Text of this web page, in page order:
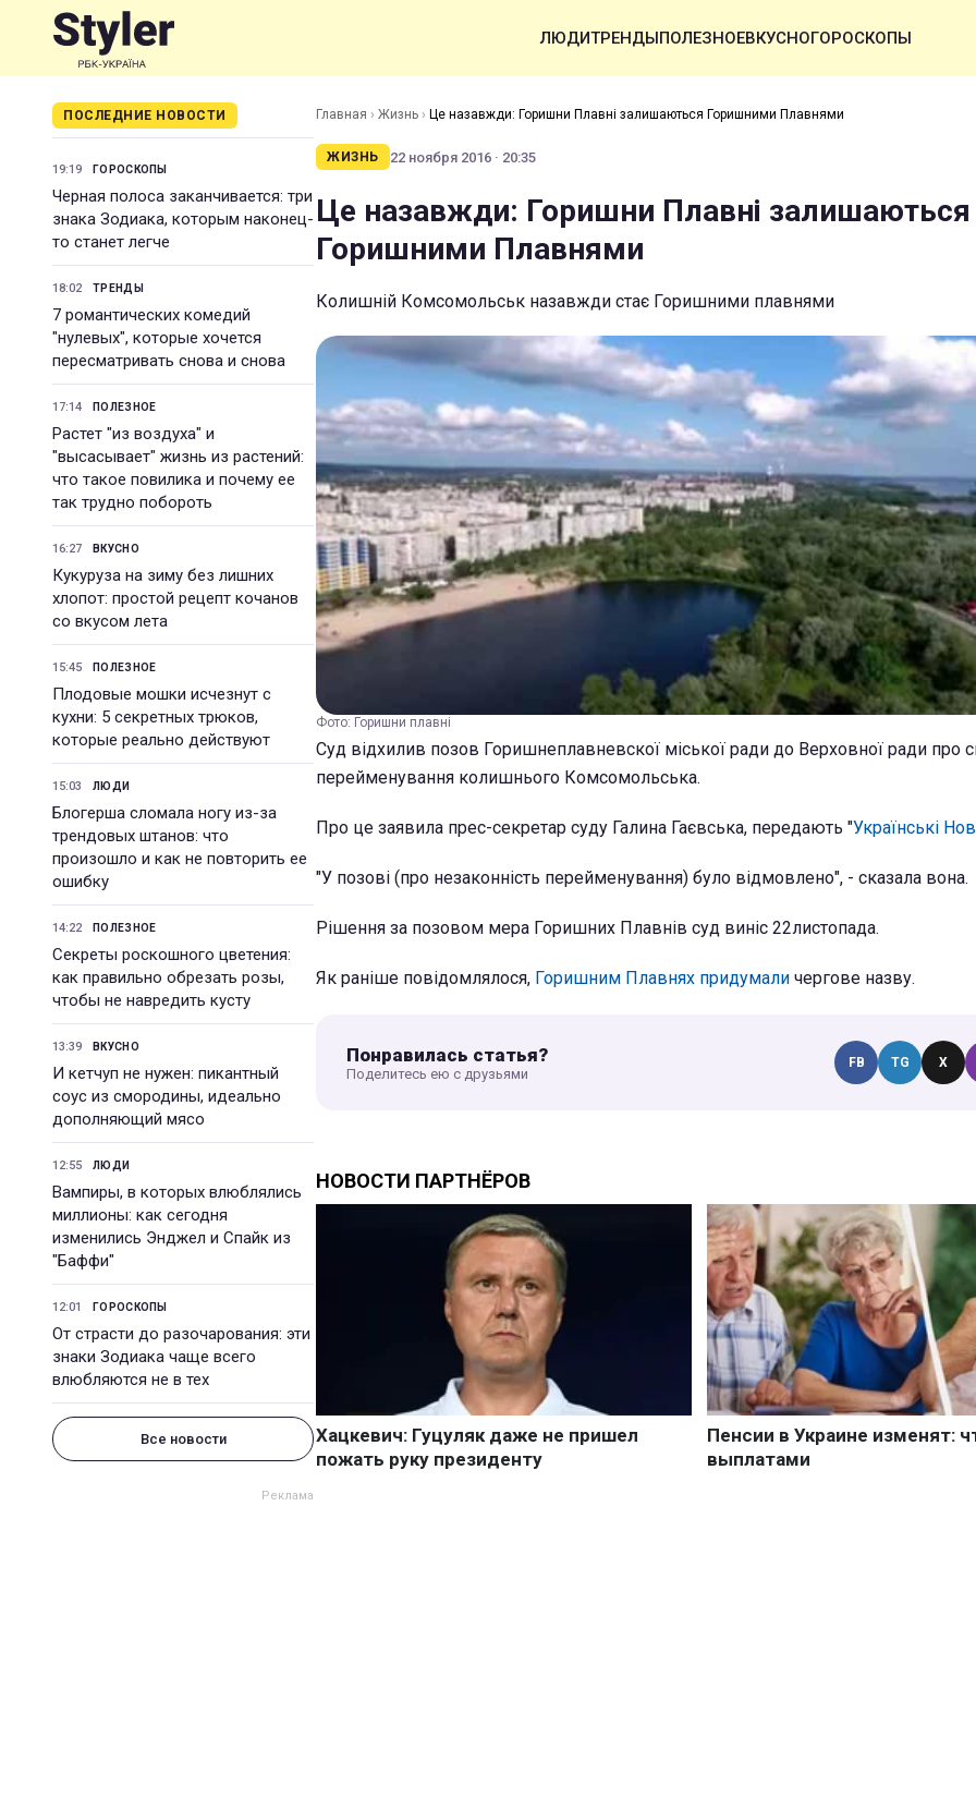
ЛЮДИТРЕНДЫПОЛЕЗНОЕВКУСНОГОРОСКОПЫ
ПОСЛЕДНИЕ НОВОСТИ
19:19 ГОРОСКОПЫ
Черная полоса заканчивается: три
знака Зодиака, которым наконец-
то станет легче
18:02 ТРЕНДЫ
7 романтических комедий
"нулевых", которые хочется
пересматривать снова и снова
17:14 ПОЛЕЗНОЕ
Растет "из воздуха" и
"высасывает" жизнь из растений:
что такое повилика и почему ее
так трудно побороть
16:27 ВКУСНО
Кукуруза на зиму без лишних
хлопот: простой рецепт кочанов
со вкусом лета
15:45 ПОЛЕЗНОЕ
Плодовые мошки исчезнут с
кухни: 5 секретных трюков,
которые реально действуют
15:03 ЛЮДИ
Блогерша сломала ногу из-за
трендовых штанов: что
произошло и как не повторить ее
ошибку
14:22 ПОЛЕЗНОЕ
Секреты роскошного цветения:
как правильно обрезать розы,
чтобы не навредить кусту
13:39 ВКУСНО
И кетчуп не нужен: пикантный
соус из смородины, идеально
дополняющий мясо
12:55 ЛЮДИ
Вампиры, в которых влюблялись
миллионы: как сегодня
изменились Энджел и Спайк из
"Баффи"
12:01 ГОРОСКОПЫ
От страсти до разочарования: эти
знаки Зодиака чаще всего
влюбляются не в тех
Все новости
Главная › Жизнь › Це назавжди: Горишни Плавні залишаються Горишними Плавнями
ЖИЗНЬ 22 ноября 2016 · 20:35
Це назавжди: Горишни Плавні залишаються
Горишними Плавнями
Колишній Комсомольськ назавжди стає Горишними плавнями
Фото: Горишни плавні
Суд відхилив позов Горишнеплавневскої міської ради до Верховної ради про
перейменування колишнього Комсомольська.
Про це заявила прес-секретар суду Галина Гаєвська, передають "Українські
"У позові (про незаконність перейменування) було відмовлено", - сказала вона.
Рішення за позовом мера Горишних Плавнів суд виніс 22листопада.
Як раніше повідомлялося, Горишним Плавнях придумали чергове назву.
Понравилась статья?
Поделитесь ею с друзьями
FB TG X